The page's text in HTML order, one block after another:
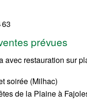
prévues
restauration sur
soirée (Milhac)
de la Plaine à